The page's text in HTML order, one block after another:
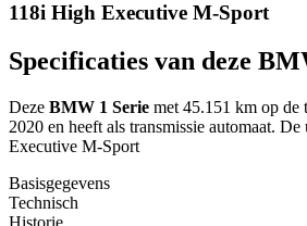
118i High Executive M-Sport
Specificaties van deze
Deze BMW 1 Serie met 45.151 km op de
2020 en heeft als transmissie automaat.
Executive M-Sport
Basisgegevens
Technisch